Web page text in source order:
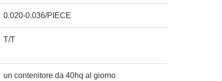
0.020-0.036/PIECE
T/T
un contenitore da 40hq al giorno